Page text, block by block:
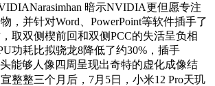
暗示NVIDIA更但愿专注
，并针对Word、PowerPoint等软件插手了
取双侧楔前回和双侧PCC的失活呈负相
功耗比拟骁龙8降低了约30%，插手
能够人像四周呈现出奇特的虚化成像结
整整三个月后，7月5日，小米12 Pro天玑